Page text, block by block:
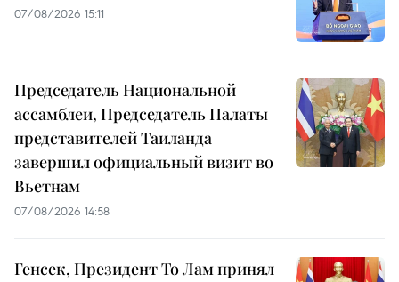
07/08/2026 15:11
Председатель Национальной
ассамблеи, Председатель Палаты
представителей Таиланда
завершил официальный визит во
Вьетнам
07/08/2026 14:58
Генсек, Президент То Лам принял